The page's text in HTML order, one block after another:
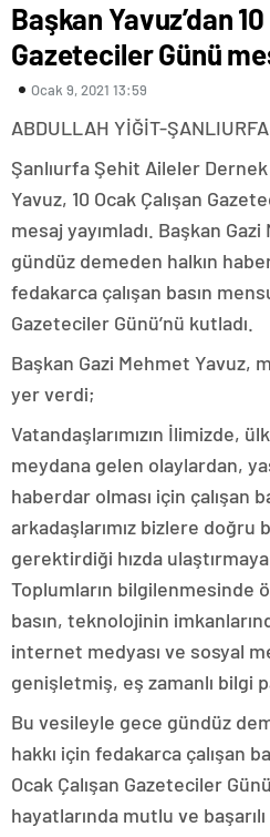
Başkan Yavuz’dan
Gazeteciler Günü
Ocak 9, 2021 13:59
ABDULLAH YİĞİT-ŞANLIURFA
Şanlıurfa Şehit Aileler
Yavuz, 10 Ocak Çalışan
mesaj yayımladı. Başkan
gündüz demeden halkın
fedakarca çalışan basın
Gazeteciler Günü’nü kutladı.
Başkan Gazi Mehmet Yavuz,
yer verdi;
Vatandaşlarımızın İlimizde,
meydana gelen olaylardan,
haberdar olması için çalışan
arkadaşlarımız bizlere
gerektirdiği hızda ulaştırmaya
Toplumların bilgilenmesinde
basın, teknolojinin
internet medyası ve sosyal
genişletmiş, eş zamanlı bilgi
Bu vesileyle gece gündüz
hakkı için fedakarca çalışan
Ocak Çalışan Gazeteciler
hayatlarında mutlu ve